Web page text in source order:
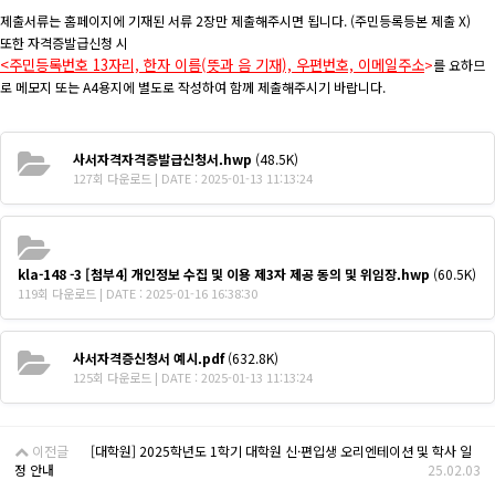
제출서류는 홈페이지에 기재된 서류 2장만 제출해주시면 됩니다. (주민등록등본 제출 X)
또한 자격증발급신청 시
<주민등록번호 13자리, 한자 이름(뜻과 음 기재), 우편번호, 이메일주소>를 요하므
로 메모지 또는 A4용지에 별도로 작성하여 함께 제출해주시기 바랍니다.
사서자격자격증발급신청서.hwp (48.5K)
127회 다운로드 | DATE : 2025-01-13 11:13:24
kla-148 -3 [첨부4] 개인정보 수집 및 이용 제3자 제공 동의 및 위임장.hwp (60.5K)
119회 다운로드 | DATE : 2025-01-16 16:38:30
사서자격증신청서 예시.pdf(632.8K)
125회 다운로드 | DATE : 2025-01-13 11:13:24
이전글
[대학원] 2025학년도 1학기 대학원 신·편입생 오리엔테이션 및 학사 일
정 안내
25.02.03